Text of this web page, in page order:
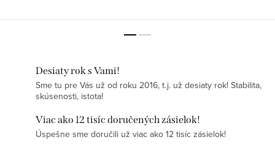
Desiaty rok s Vami!
Sme tu pre Vás už od roku 2016, t.j. už desiaty rok! Stabilita,
skúsenosti, istota!
Viac ako 12 tisíc doručených zásielok!
Úspešne sme doručili už viac ako 12 tisíc zásielok!